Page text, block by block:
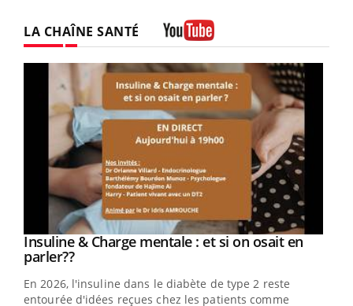
LA CHAÎNE SANTÉ
Youtube
Insuline & Charge mentale : et si on osait en
parler??Youtube
En 2026, l'insuline dans le diabète de type 2 reste
entourée d'idées reçues chez les patients comme